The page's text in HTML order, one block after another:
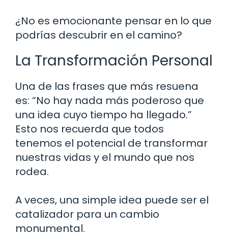
¿No es emocionante pensar en lo que
podrías descubrir en el camino?
La Transformación Personal
Una de las frases que más resuena
es: “No hay nada más poderoso que
una idea cuyo tiempo ha llegado.”
Esto nos recuerda que todos
tenemos el potencial de transformar
nuestras vidas y el mundo que nos
rodea.
A veces, una simple idea puede ser el
catalizador para un cambio
monumental.